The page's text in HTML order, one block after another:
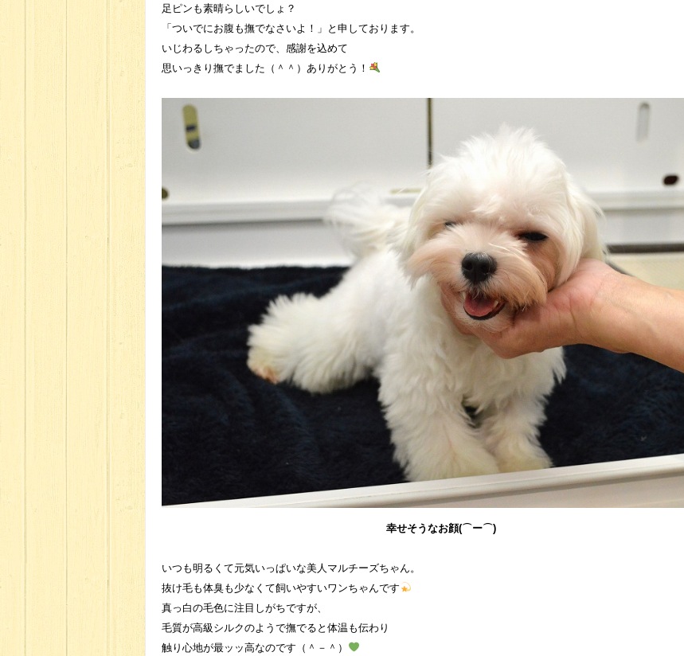
足ピンも素晴らしいでしょ？
「ついでにお腹も撫でなさいよ！」と申しております。
いじわるしちゃったので、感謝を込めて
思いっきり撫でました（＾＾）ありがとう！
幸せそうなお顔(⌒ー⌒)
いつも明るくて元気いっぱいな美人マルチーズちゃん。
抜け毛も体臭も少なくて飼いやすいワンちゃんです
真っ白の毛色に注目しがちですが、
毛質が高級シルクのようで撫でると体温も伝わり
触り心地が最ッッ高なのです（＾－＾）